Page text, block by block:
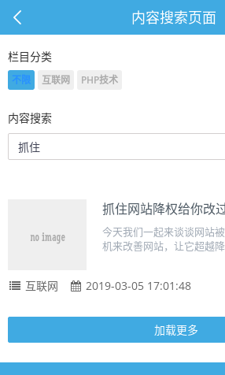
内容搜索页面
栏目分类
不限 互联网 PHP技术
内容搜索
抓住网站降权给你改
今天我们一起来谈谈网站
机来改善网站，让它超越
互联网 2019-03-05 17:01:48
加载更多